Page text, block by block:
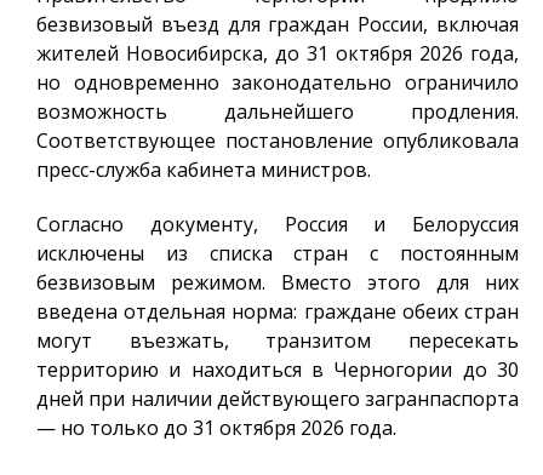
безвизовый въезд для граждан России, включая
жителей Новосибирска, до 31 октября 2026 года,
но одновременно законодательно ограничило
возможность дальнейшего продления.
Соответствующее постановление опубликовала
пресс-служба кабинета министров.
Согласно документу, Россия и Белоруссия
исключены из списка стран с постоянным
безвизовым режимом. Вместо этого для них
введена отдельная норма: граждане обеих стран
могут въезжать, транзитом пересекать
территорию и находиться в Черногории до 30
дней при наличии действующего загранпаспорта
— но только до 31 октября 2026 года.